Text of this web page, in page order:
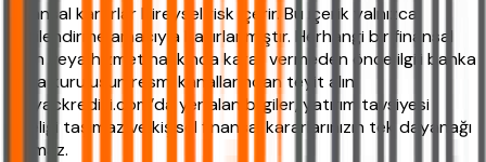
Finansal kararlar bireysel risk içerir. Bu içerik yalnızca
bilgilendirme amacıyla hazırlanmıştır. Herhangi bir finansal
ürün veya hizmet hakkında karar vermeden önce ilgili banka
veya kuruluşun resmi kanallarından teyit alın.
ihtiyackredisi.com’da yer alan bilgiler, yatırım tavsiyesi
niteliği taşımaz ve kişisel finansal kararlarınızın tek dayanağı
olamaz.